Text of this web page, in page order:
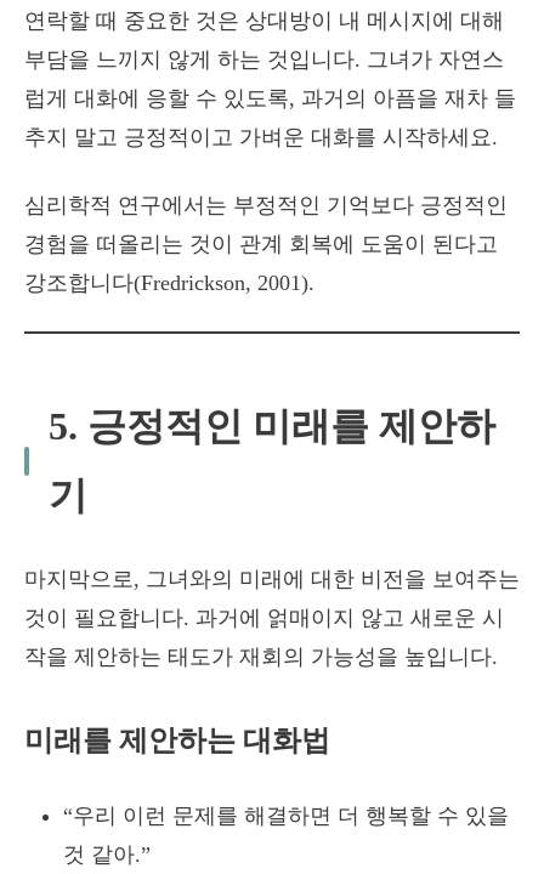
연락할 때 중요한 것은 상대방이 내 메시지에 대해
부담을 느끼지 않게 하는 것입니다. 그녀가 자연스
럽게 대화에 응할 수 있도록, 과거의 아픔을 재차 들
추지 말고 긍정적이고 가벼운 대화를 시작하세요.
심리학적 연구에서는 부정적인 기억보다 긍정적인
경험을 떠올리는 것이 관계 회복에 도움이 된다고
강조합니다(Fredrickson, 2001).
5. 긍정적인 미래를 제안하
기
마지막으로, 그녀와의 미래에 대한 비전을 보여주는
것이 필요합니다. 과거에 얽매이지 않고 새로운 시
작을 제안하는 태도가 재회의 가능성을 높입니다.
미래를 제안하는 대화법
“우리 이런 문제를 해결하면 더 행복할 수 있을
것 같아.”